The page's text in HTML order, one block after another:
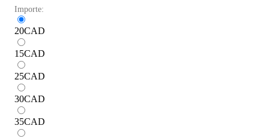
Importe:
20CAD
15CAD
25CAD
30CAD
35CAD